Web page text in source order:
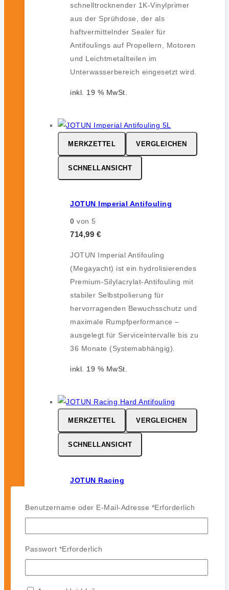
schnelltrocknender 1K-Vinylprimer
aus der Sprühdose, der als
haftvermittelnder Sealer für
Antifoulings auf Propellern, Motoren
und Leichtmetallteilen im
Unterwasserbereich eingesetzt wird.
inkl. 19 % MwSt.
MERKZETTEL VERGLEICHEN
SCHNELLANSICHT
JOTUN Imperial Antifouling
0 von 5
714,99 €
JOTUN Imperial Antifouling
(Megayacht) ist ein hydrolisierendes
Premium-Silylacrylat-Antifouling mit
stabiler Selbstpolierung für
hervorragenden Bewuchsschutz und
maximale Rumpfperformance –
ausgelegt für Serviceintervalle bis zu
36 Monate (Systemabhängig).
inkl. 19 % MwSt.
MERKZETTEL VERGLEICHEN
SCHNELLANSICHT
JOTUN Racing
164,99 €-142,99€
JOTUN Racing ist ein
leistungsstarkes Hartantifouling für
Hochgeschwindigkeits- und
Benutzername oder E-Mail-Adresse *Erforderlich
Passwort *Erforderlich